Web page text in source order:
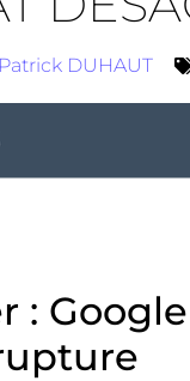
Patrick DUHAUT
: